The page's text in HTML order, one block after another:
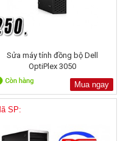
Sửa máy tính đồng bộ Dell
OptiPlex 3050
Mua ngay
SP: